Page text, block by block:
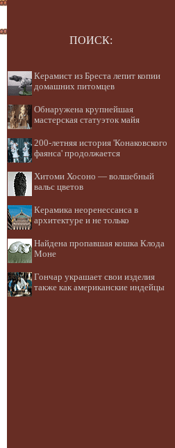
ПОИСК:
Керамист из Бреста лепит копии
домашних питомцев
Обнаружена крупнейшая
мастерская статуэток майя
200-летняя история 'Конаковского
фаянса' продолжается
Хитоми Хосоно — волшебный
вальс цветов
Керамика неоренессанса в
архитектуре и не только
Найдена пропавшая кошка Клода
Моне
Гончар украшает свои изделия
также как американские индейцы